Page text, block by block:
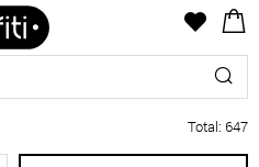
Total: 647